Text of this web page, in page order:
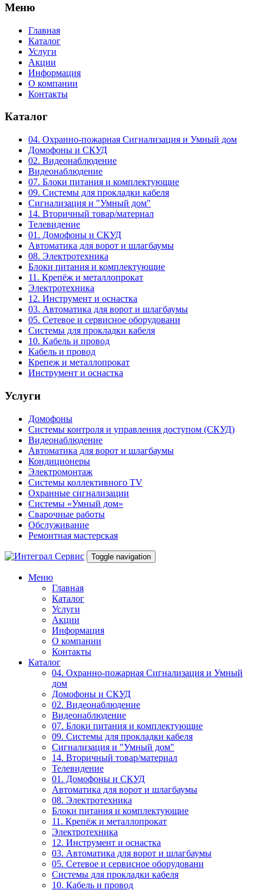
Меню
Главная
Каталог
Услуги
Акции
Информация
О компании
Контакты
Каталог
04. Охранно-пожарная Сигнализация и Умный дом
Домофоны и СКУД
02. Видеонаблюдение
Видеонаблюдение
07. Блоки питания и комплектующие
09. Системы для прокладки кабеля
Сигнализация и "Умный дом"
14. Вторичный товар/материал
Телевидение
01. Домофоны и СКУД
Автоматика для ворот и шлагбаумы
08. Электротехника
Блоки питания и комплектующие
11. Крепёж и металлопрокат
Электротехника
12. Инструмент и оснастка
03. Автоматика для ворот и шлагбаумы
05. Сетевое и сервисное оборудовани
Системы для прокладки кабеля
10. Кабель и провод
Кабель и провод
Крепеж и металлопрокат
Инструмент и оснастка
Услуги
Домофоны
Системы контроля и управления доступом (СКУД)
Видеонаблюдение
Автоматика для ворот и шлагбаумы
Кондиционеры
Электромонтаж
Системы коллективного TV
Охранные сигнализации
Системы «Умный дом»
Сварочные работы
Обслуживание
Ремонтная мастерская
Toggle navigation
Меню
Главная
Каталог
Услуги
Акции
Информация
О компании
Контакты
Каталог
04. Охранно-пожарная Сигнализация и Умный
дом
Домофоны и СКУД
02. Видеонаблюдение
Видеонаблюдение
07. Блоки питания и комплектующие
09. Системы для прокладки кабеля
Сигнализация и "Умный дом"
14. Вторичный товар/материал
Телевидение
01. Домофоны и СКУД
Автоматика для ворот и шлагбаумы
08. Электротехника
Блоки питания и комплектующие
11. Крепёж и металлопрокат
Электротехника
12. Инструмент и оснастка
03. Автоматика для ворот и шлагбаумы
05. Сетевое и сервисное оборудовани
Системы для прокладки кабеля
10. Кабель и провод